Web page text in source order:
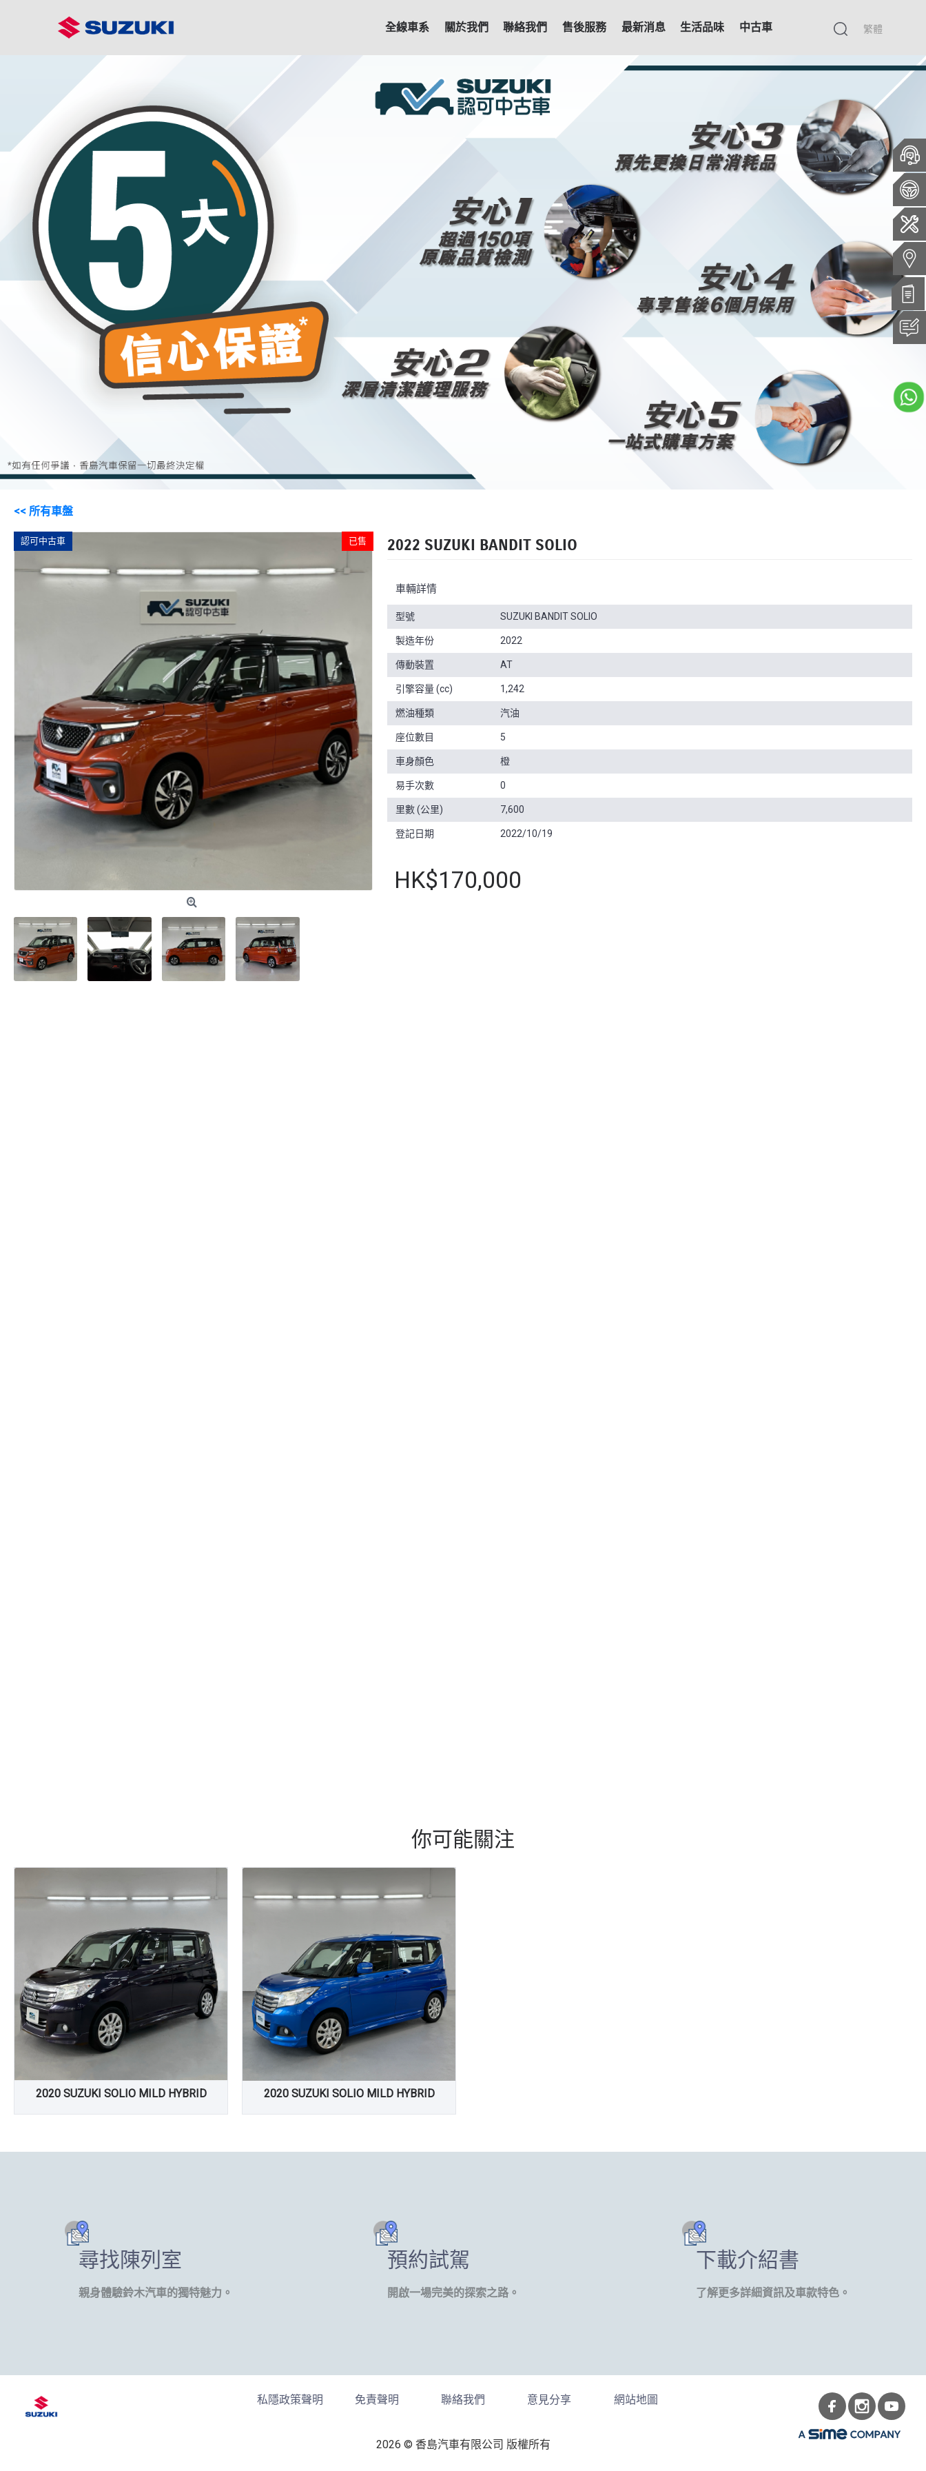
繁體
全線車系 關於我們 聯絡我們 售後服務 最新消息 生活品味 中古車
<< 所有車盤
認可中古車 已售 2022 SUZUKI BANDIT SOLIO
車輛詳情
型號 SUZUKI BANDIT SOLIO
製造年份 2022
傳動裝置 AT
引擎容量 (cc) 1,242
燃油種類 汽油
座位數目 5
車身顏色 橙
易手次數 0
里數 (公里) 7,600
登記日期 2022/10/19
HK$170,000
你可能關注
2020 SUZUKI SOLIO MILD HYBRID 2020 SUZUKI SOLIO MILD HYBRID
尋找陳列室
親身體驗鈴木汽車的獨特魅力。
預約試駕
開啟一場完美的探索之路。
下載介紹書
了解更多詳細資訊及車款特色。
私隱政策聲明 免責聲明 聯絡我們 意見分享 網站地圖
2026 © 香島汽車有限公司 版權所有